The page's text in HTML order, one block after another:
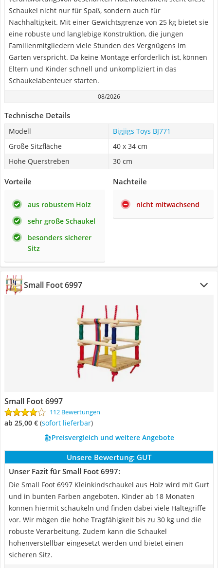
Schaukel nicht nur für Spaß, sondern auch für
Nachhaltigkeit. Mit einer Gewichtsgrenze von 25 kg bietet sie
eine robuste und langlebige Konstruktion, die jungen
Familienmitgliedern viele Stunden des Vergnügens im
Garten verspricht. Da keine Montage erforderlich ist, können
Eltern und Kinder schnell und unkompliziert in das
Schaukelabenteuer starten.
08/2026
Technische Details
Modell
Bigjigs Toys BJ771
Große Sitzfläche
40 x 34 cm
Hohe Querstreben
30 cm
Vorteile
aus robustem Holz
sehr große Schaukel
besonders sicherer
Sitz
Nachteile
nicht mitwachsend
Small Foot 6997
Small Foot 6997
112 Bewertungen
ab 25,00 € ( Sofort lieferbar)
Preisvergleich und weitere Angebote
Unsere Bewertung: GUT
Unser Fazit für Small Foot 6997:
Die Small Foot 6997 Kleinkindschaukel aus Holz wird mit Gurt
und in bunten Farben angeboten. Kinder ab 18 Monaten
können hiermit schaukeln und finden dabei viele Haltegriffe
vor. Wir mögen die hohe Tragfähigkeit bis zu 30 kg und die
robuste Verarbeitung. Zudem kann die Schaukel
höhenverstellbar eingesetzt werden und bietet einen
sicheren Sitz.